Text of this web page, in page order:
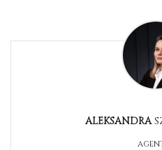
ALEKSANDRA